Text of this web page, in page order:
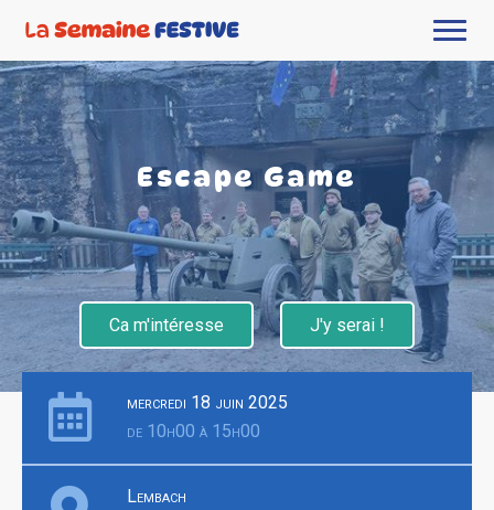
Escape Game
Ca m'intéresse J'y serai !
mercredi 18 juin 2025
de 10h00 à 15h00
Lembach